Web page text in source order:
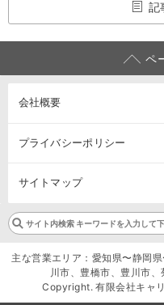
記
ペ
会社概要
プライバシーポリシー
サイトマップ
主な営業エリア：愛知県〜静岡
川市、豊橋市、豊川市
Copyright. 有限会社キャ